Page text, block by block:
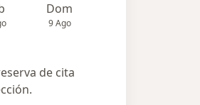
Dom
9 Ago
de cita